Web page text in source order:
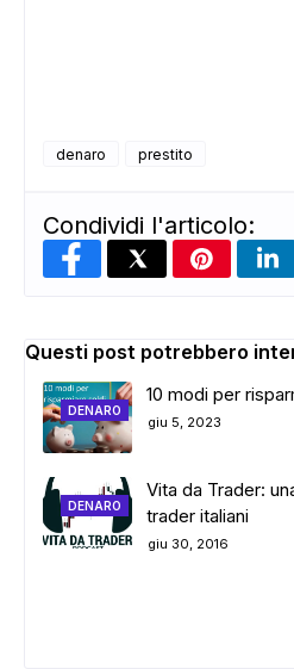
denaro prestito
Condividi l'articolo:
Questi post potrebbero
DENARO
10 modi per
giu 5, 2023
DENARO
Vita da Trader:
trader italiani
giu 30, 2016